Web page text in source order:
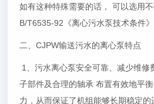
如有这种特殊需要的话， 可以选用
B/T6535-92《离心污水泵技术条件》标
二、CJPW输送污水的离心泵特点
1、污水离心泵安全可靠、减少维
子部件及合理的轴承 布置有效地平
力，从而保证了机组能够长期稳定的